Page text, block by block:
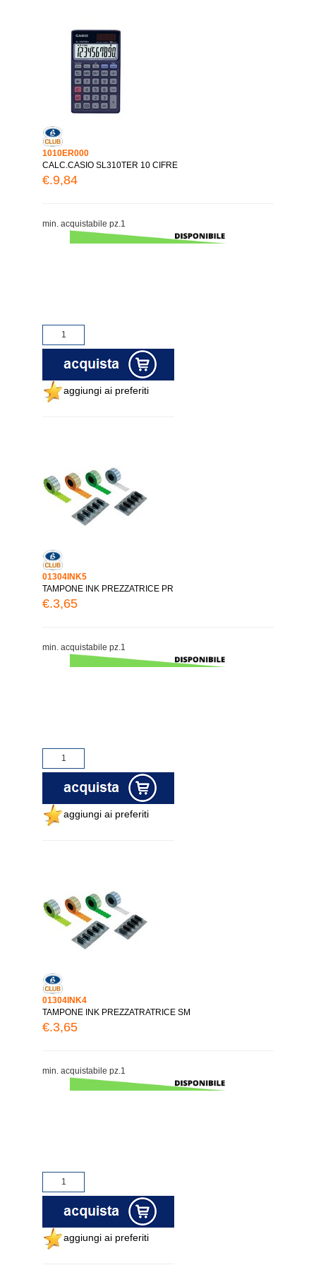
1010ER000
CALC.CASIO SL310TER 10 CIFRE
€.9,84
min. acquistabile pz.1
aggiungi ai preferiti
01304INK5
TAMPONE INK PREZZATRICE PR
€.3,65
min. acquistabile pz.1
aggiungi ai preferiti
01304INK4
TAMPONE INK PREZZATRATRICE SM
€.3,65
min. acquistabile pz.1
aggiungi ai preferiti